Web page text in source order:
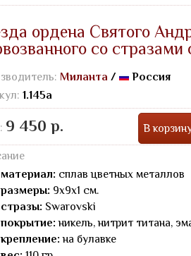
ордена Святого
со стразами
Миланта /
Россия
1.145а
9 450 р. В
материал: сплав цветных металлов
размеры: 9х9х1 см.
стразы: Swarovski
покрытие: никель, нитрит титана,
крепление: на булавке